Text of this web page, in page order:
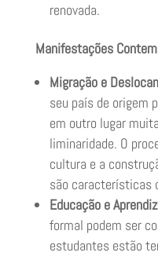
renovada.
Manifestações
Migração e
seu país de origem
em outro lugar
liminaridade. O
cultura e a
são características
Educação e
formal podem ser
estudantes estão